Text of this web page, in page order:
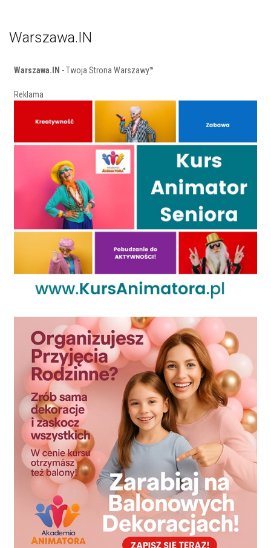
Warszawa.IN
Warszawa.IN - Twoja Strona Warszawy™
Reklama